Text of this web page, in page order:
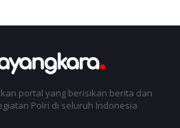
portal yang berisikan berita dan
Polri di seluruh Indonesia